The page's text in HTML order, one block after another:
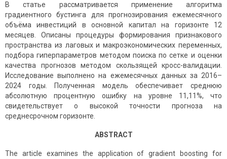
В статье рассматривается применение алгоритма
градиентного бустинга для прогнозирования ежемесячного
объёма инвестиций в основной капитал на горизонте 12
месяцев. Описаны процедуры формирования признакового
пространства из лаговых и макроэкономических переменных,
подбора гиперпараметров методом поиска по сетке и оценки
качества прогнозов методом скользящей кросс-валидации.
Исследование выполнено на ежемесячных данных за 2016–
2024 годы. Полученная модель обеспечивает среднюю
абсолютную процентную ошибку на уровне 11,11%, что
свидетельствует о высокой точности прогноза на
среднесрочном горизонте.
ABSTRACT
The article examines the application of gradient boosting for